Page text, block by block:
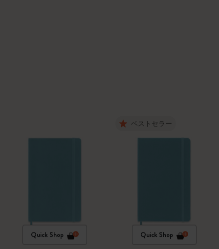
Quick Shop
ベストセラー
Quick Shop